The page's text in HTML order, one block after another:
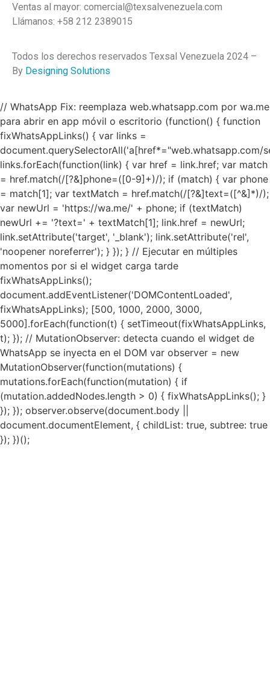
Ventas al mayor: comercial@texsalvenezuela.com
Llámanos: +58 212 2389015
Todos los derechos reservados Texsal Venezuela 2024 –
By Designing Solutions
// WhatsApp Fix: reemplaza web.whatsapp.com por wa.me
para abrir en app móvil o escritorio (function() { function
fixWhatsAppLinks() { var links =
document.querySelectorAll('a[href*="web.whatsapp.com/
links.forEach(function(link) { var href = link.href; var match
= href.match(/[?&]phone=([0-9]+)/); if (match) { var phone
= match[1]; var textMatch = href.match(/[?&]text=([^&]*)/);
var newUrl = 'https://wa.me/' + phone; if (textMatch)
newUrl += '?text=' + textMatch[1]; link.href = newUrl;
link.setAttribute('target', '_blank'); link.setAttribute('rel',
'noopener noreferrer'); } }); } // Ejecutar en múltiples
momentos por si el widget carga tarde
fixWhatsAppLinks();
document.addEventListener('DOMContentLoaded',
fixWhatsAppLinks); [500, 1000, 2000, 3000,
5000].forEach(function(t) { setTimeout(fixWhatsAppLinks,
t); }); // MutationObserver: detecta cuando el widget de
WhatsApp se inyecta en el DOM var observer = new
MutationObserver(function(mutations) {
mutations.forEach(function(mutation) { if
(mutation.addedNodes.length > 0) { fixWhatsAppLinks(); }
}); }); observer.observe(document.body ||
document.documentElement, { childList: true, subtree: true
}); })();